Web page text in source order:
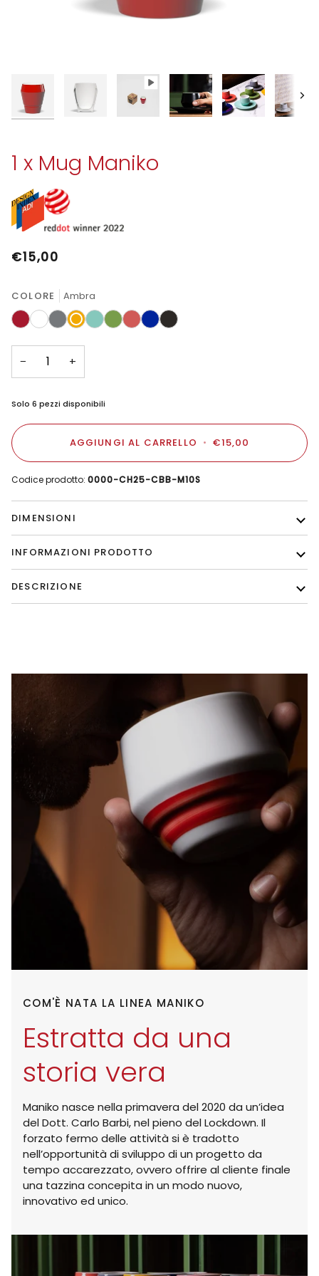
1 x Mug Maniko
€15,00
COLORE Ambra
RossoBianco
NickelAmbraAcquamarina
VerdeRosa
Salmone
Blu Nero
Opaco
− +
Solo 6 pezzi disponibili
AGGIUNGI AL CARRELLO • €15,00
Codice prodotto: 0000-CH25-CBB-M10S
DIMENSIONI
INFORMAZIONI PRODOTTO
DESCRIZIONE
COM'È NATA LA LINEA MANIKO
Estratta da una
storia vera
Maniko nasce nella primavera del 2020 da un’idea
del Dott. Carlo Barbi, nel pieno del Lockdown. Il
forzato fermo delle attività si è tradotto
nell’opportunità di sviluppo di un progetto da
tempo accarezzato, ovvero offrire al cliente finale
una tazzina concepita in un modo nuovo,
innovativo ed unico.